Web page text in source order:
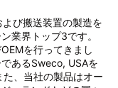
び搬送装置の製造を
業界トップ3です。
を行ってきまし
あるSweco, USAを
、当社の製品はオー